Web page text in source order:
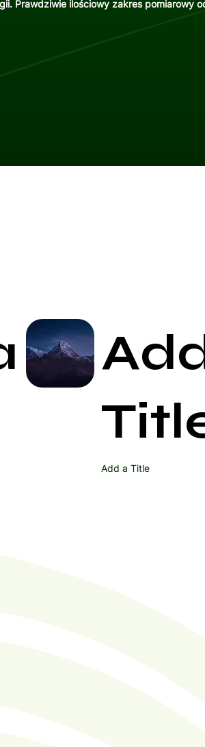
Prawdziwie ilościowy zakres pomiarowy
Add a Title